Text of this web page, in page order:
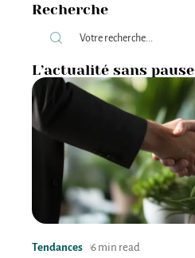
Recherche
L’actualité sans pause
Tendances 6 min read